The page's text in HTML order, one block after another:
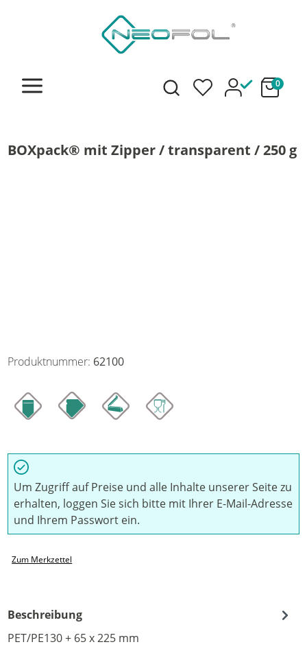
0
BOXpack® mit Zipper / transparent / 250 g
Produktnummer: 62100
Um Zugriff auf Preise und alle Inhalte unserer Seite zu
erhalten, loggen Sie sich bitte mit Ihrer E-Mail-Adresse
und Ihrem Passwort ein.
Zum Merkzettel
Beschreibung
PET/PE130 + 65 x 225 mm